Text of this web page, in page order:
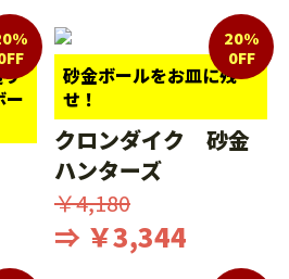
ー
砂金ボールをお皿に残
せ！
20%
0FF
クロンダイク 砂金
ハンターズ
￥4,180
⇒ ￥3,344